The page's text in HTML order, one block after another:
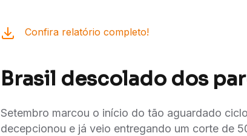
Confira relatório completo!
Brasil descolado dos
Setembro marcou o início do tão aguardado
decepcionou e já veio entregando um corte de